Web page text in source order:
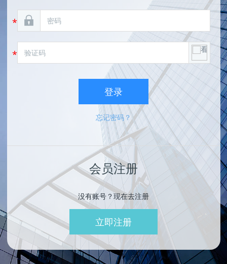
登录
忘记密码？
会员注册
没有账号？现在去注册
立即注册